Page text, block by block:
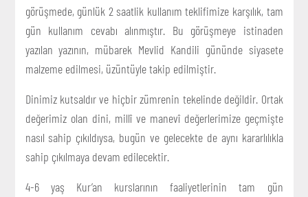
görüşmede, günlük 2 saatlik kullanım teklifimize karşılık, tam
gün kullanım cevabı alınmıştır. Bu görüşmeye istinaden
yazılan yazının, mübarek Mevlid Kandili gününde siyasete
malzeme edilmesi, üzüntüyle takip edilmiştir.
Dinimiz kutsaldır ve hiçbir zümrenin tekelinde değildir. Ortak
değerimiz olan dini, millî ve manevî değerlerimize geçmişte
nasıl sahip çıkıldıysa, bugün ve gelecekte de aynı kararlılıkla
sahip çıkılmaya devam edilecektir.
4-6 yaş Kur’an kurslarının faaliyetlerinin tam gün